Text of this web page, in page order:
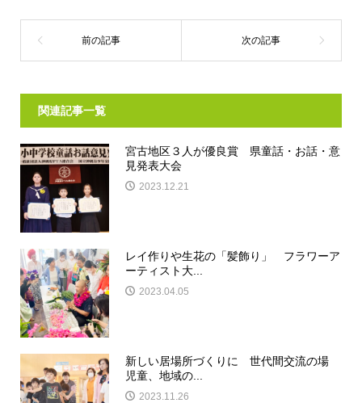
関連記事一覧
宮古地区３人が優良賞 県童話・お話・意
見発表大会
2023.12.21
レイ作りや生花の「髪飾り」 フラワーア
ーティスト大...
2023.04.05
新しい居場所づくりに 世代間交流の場
児童、地域の...
2023.11.26